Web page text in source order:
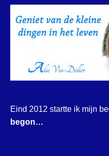
Eind 2012 startte ik mijn
begon…